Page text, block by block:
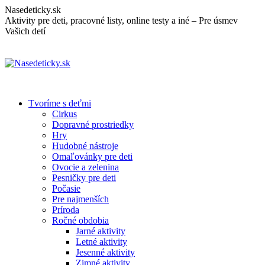
Skip
to
content
Nasedeticky.sk
Aktivity pre deti, pracovné listy, online testy a iné – Pre úsmev
Vašich detí
Tvoríme s deťmi
Cirkus
Dopravné prostriedky
Hry
Hudobné nástroje
Omaľovánky pre deti
Ovocie a zelenina
Pesničky pre deti
Počasie
Pre najmenších
Príroda
Ročné obdobia
Jarné aktivity
Letné aktivity
Jesenné aktivity
Zimné aktivity